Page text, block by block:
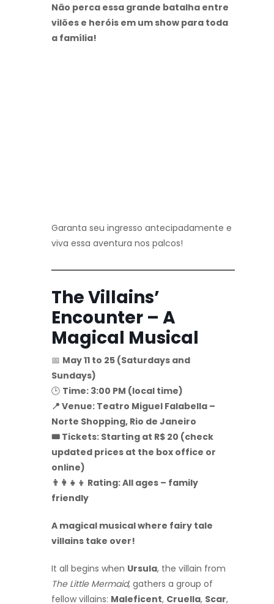
Não perca essa grande batalha entre
vilões e heróis em um show para toda
a família!
Garanta seu ingresso antecipadamente e
viva essa aventura nos palcos!
The Villains’
Encounter – A
Magical Musical
📅 May 11 to 25 (Saturdays and
Sundays)
🕒 Time: 3:00 PM (local time)
📍 Venue: Teatro Miguel Falabella –
Norte Shopping, Rio de Janeiro
🎟️ Tickets: Starting at R$ 20 (check
updated prices at the box office or
online)
👨‍👩‍👧‍👦 Rating: All ages – family
friendly
A magical musical where fairy tale
villains take over!
It all begins when Ursula, the villain from
The Little Mermaid, gathers a group of
fellow villains: Maleficent, Cruella, Scar,